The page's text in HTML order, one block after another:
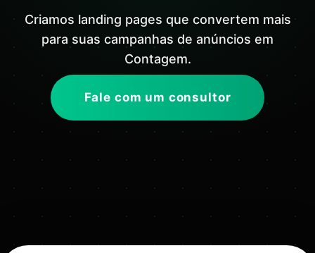
Criamos landing pages que convertem mais
para suas campanhas de anúncios em
Contagem.
Fale com um consultor